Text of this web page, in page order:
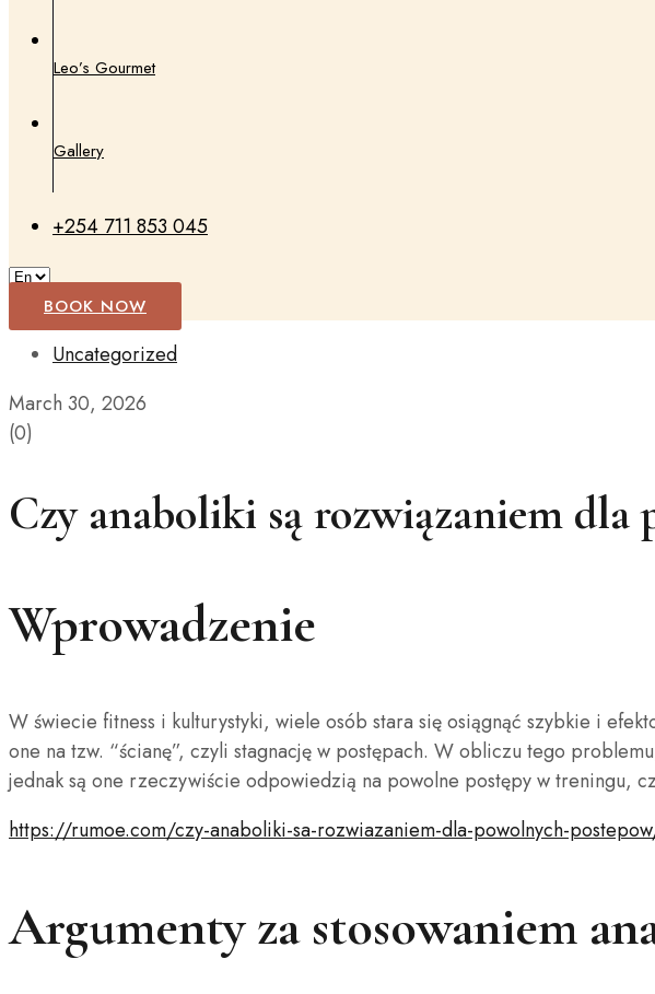
Leo’s Gourmet
Gallery
+254 711 853 045
BOOK NOW
Uncategorized
March 30, 2026
(0)
Czy anaboliki są rozwiązaniem dla
Wprowadzenie
W świecie fitness i kulturystyki, wiele osób stara się osiągnąć szybkie i
one na tzw. “ścianę”, czyli stagnację w postępach. W obliczu tego
jednak są one rzeczywiście odpowiedzią na powolne postępy w treningu,
https://rumoe.com/czy-anaboliki-sa-rozwiazaniem-dla-powolnych-
Argumenty za stosowaniem